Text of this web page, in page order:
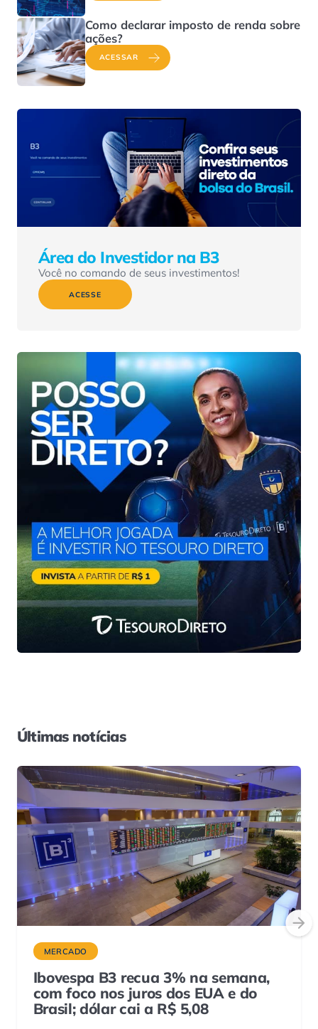
Como declarar imposto de renda sobre
ações?
ACESSAR
Área do Investidor na B3
Você no comando de seus investimentos!
ACESSE
Últimas notícias
MERCADO
Ibovespa B3 recua 3% na semana,
com foco nos juros dos EUA e do
Brasil; dólar cai a R$ 5,08